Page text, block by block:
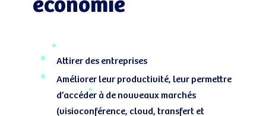
économie
Attirer des entreprises
Améliorer leur productivité, leur permettre
d’accéder à de nouveaux marchés
(visioconférence, cloud, transfert et